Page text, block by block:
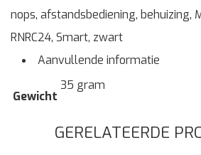
nops, afstandsbediening, behuizing,
RNRC24, Smart, zwart
Aanvullende informatie
Gewicht
35 gram
GERELATEERDE